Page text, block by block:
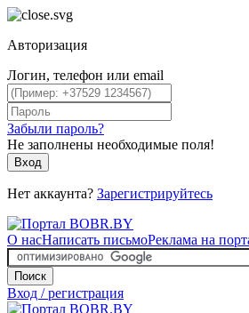
Авторизация
Логин, телефон или email
Забыли пароль?
Не заполнены необходимые поля!
Вход
Нет аккаунта? Зарегистрируйтесь
О насНаписать письмоРеклама на
Поиск
Вход / регистрация